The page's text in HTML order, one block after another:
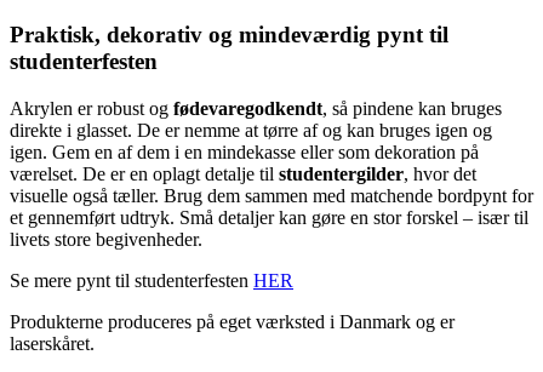
Praktisk, dekorativ og mindeværdig pynt til
studenterfesten
Akrylen er robust og fødevaregodkendt, så pindene kan bruges
direkte i glasset. De er nemme at tørre af og kan bruges igen og
igen. Gem en af dem i en mindekasse eller som dekoration på
værelset. De er en oplagt detalje til studentergilder, hvor det
visuelle også tæller. Brug dem sammen med matchende bordpynt for
et gennemført udtryk. Små detaljer kan gøre en stor forskel – især til
livets store begivenheder.
Se mere pynt til studenterfesten HER
Produkterne produceres på eget værksted i Danmark og er
laserskåret.